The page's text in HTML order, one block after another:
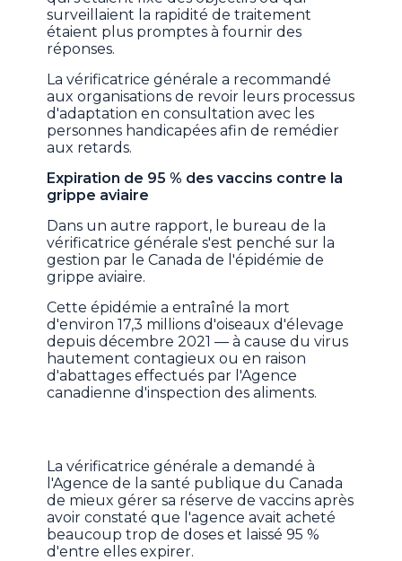
surveillaient la rapidité de traitement
étaient plus promptes à fournir des
réponses.
La vérificatrice générale a recommandé
aux organisations de revoir leurs processus
d'adaptation en consultation avec les
personnes handicapées afin de remédier
aux retards.
Expiration de 95 % des vaccins contre la
grippe aviaire
Dans un autre rapport, le bureau de la
vérificatrice générale s'est penché sur la
gestion par le Canada de l'épidémie de
grippe aviaire.
Cette épidémie a entraîné la mort
d'environ 17,3 millions d'oiseaux d'élevage
depuis décembre 2021 — à cause du virus
hautement contagieux ou en raison
d'abattages effectués par l'Agence
canadienne d'inspection des aliments.
La vérificatrice générale a demandé à
l'Agence de la santé publique du Canada
de mieux gérer sa réserve de vaccins après
avoir constaté que l'agence avait acheté
beaucoup trop de doses et laissé 95 %
d'entre elles expirer.